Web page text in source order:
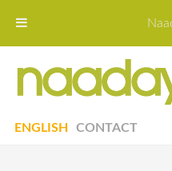
CONTACT
ENGLISH